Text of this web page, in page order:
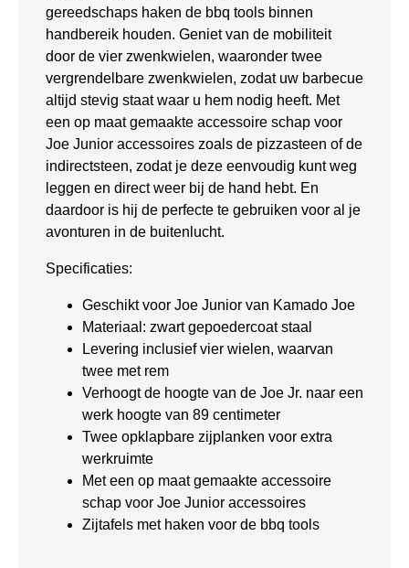
gereedschaps haken de bbq tools binnen
handbereik houden. Geniet van de mobiliteit
door de vier zwenkwielen, waaronder twee
vergrendelbare zwenkwielen, zodat uw barbecue
altijd stevig staat waar u hem nodig heeft. Met
een op maat gemaakte accessoire schap voor
Joe Junior accessoires zoals de pizzasteen of de
indirectsteen, zodat je deze eenvoudig kunt weg
leggen en direct weer bij de hand hebt. En
daardoor is hij de perfecte te gebruiken voor al je
avonturen in de buitenlucht.
Specificaties:
Geschikt voor Joe Junior van Kamado Joe
Materiaal: zwart gepoedercoat staal
Levering inclusief vier wielen, waarvan
twee met rem
Verhoogt de hoogte van de Joe Jr. naar een
werk hoogte van 89 centimeter
Twee opklapbare zijplanken voor extra
werkruimte
Met een op maat gemaakte accessoire
schap voor Joe Junior accessoires
Zijtafels met haken voor de bbq tools